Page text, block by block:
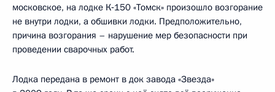
московское, на лодке К‑150 «Томск» произошло возгорание
не внутри лодки, а обшивки лодки. Предположительно,
причина возгорания – нарушение мер безопасности при
проведении сварочных работ.
Лодка передана в ремонт в док завода «Звезда»